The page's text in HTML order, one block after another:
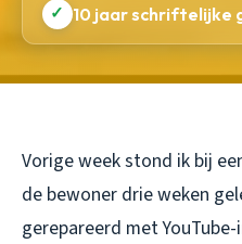
✓ 10 jaar schriftelijke
Vorige week stond ik bij
de bewoner drie weken
gerepareerd met